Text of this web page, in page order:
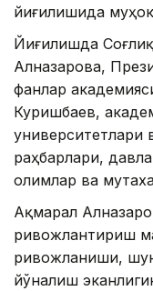
йиғилишида
Йиғилишда
Алназарова,
фанлар
Куришбаев,
университетлари
раҳбарлари,
олимлар ва
Ақмарал
ривожлантириш
ривожланиши,
йўналиш